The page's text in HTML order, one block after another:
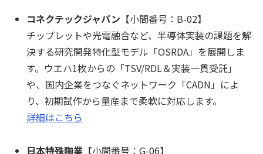
コネクテックジャパン 【小間番号：B-02】
チップレットや光電融合など、半導体実装の課題を解
決する研究開発特化型モデル「OSRDA」を展開しま
す。ウエハ1枚からの「TSV/RDL＆実装一貫受託」
や、国内企業をつなぐネットワーク「CADN」によ
り、初期試作から量産まで柔軟に対応します。
詳細はこちら
日本特殊陶業 【小間番号：G-06】